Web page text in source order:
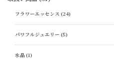
フラワーエッセンス (24)
パワフルジュエリー (5)
水晶(1)